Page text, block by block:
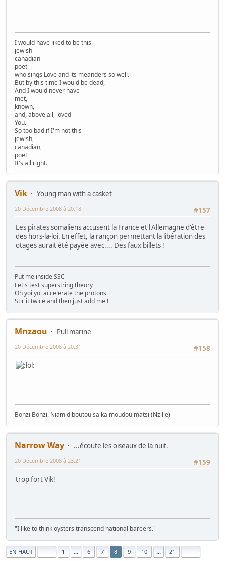
I would have liked to be this
jewish
canadian
poet
who sings Love and its meanders so well.
But by this time I would be dead,
And I would never have
met,
known,
and, above all, loved
You.
So too bad if I'm not this
jewish,
canadian,
poet
It's all right.
Vik
Young man with a casket
#157
20 Décembre 2008 à 20:18
Les pirates somaliens accusent la France et l'Allemagne d'être
des hors-la-loi. En effet, la rançon permettant la libération des
otages aurait été payée avec.... Des faux billets !
Put me inside SSC
Let's test superstring theory
Oh yoi yoi accelerate the protons
Stir it twice and then just add me !
Mnzaou
Pull marine
#158
20 Décembre 2008 à 20:31
Bonzi Bonzi. Niam diboutou sa ka moudou matsi (Nzille)
Narrow Way
...écoute les oiseaux de la nuit.
#159
20 Décembre 2008 à 23:21
trop fort Vik!
"I like to think oysters transcend national bareers."
|
EN HAUT 1 ... 6 7 8 9 10 ... 21